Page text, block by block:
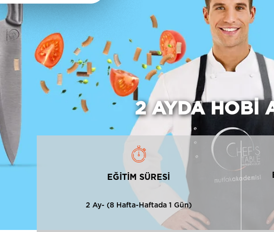
2 AYDA HOBI
EĞİTİM SÜRESİ
2 Ay- (8 Hafta-Haftada 1 Gün)